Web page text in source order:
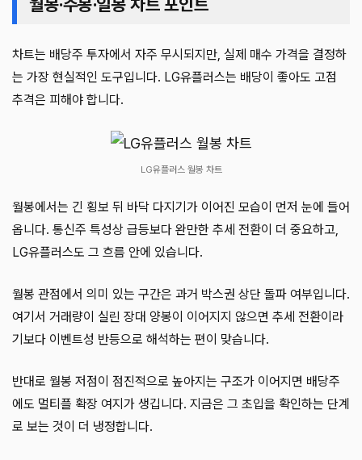
차트는 배당주 투자에서 자주 무시되지만, 실제 매수 가격을 결정하
는 가장 현실적인 도구입니다. LG유플러스는 배당이 좋아도 고점
추격은 피해야 합니다.
LG유플러스 월봉 차트
월봉에서는 긴 횡보 뒤 바닥 다지기가 이어진 모습이 먼저 눈에 들어
옵니다. 통신주 특성상 급등보다 완만한 추세 전환이 더 중요하고,
LG유플러스도 그 흐름 안에 있습니다.
월봉 관점에서 의미 있는 구간은 과거 박스권 상단 돌파 여부입니다.
여기서 거래량이 실린 장대 양봉이 이어지지 않으면 추세 전환이라
기보다 이벤트성 반등으로 해석하는 편이 맞습니다.
반대로 월봉 저점이 점진적으로 높아지는 구조가 이어지면 배당주
에도 멀티플 확장 여지가 생깁니다. 지금은 그 초입을 확인하는 단계
로 보는 것이 더 냉정합니다.